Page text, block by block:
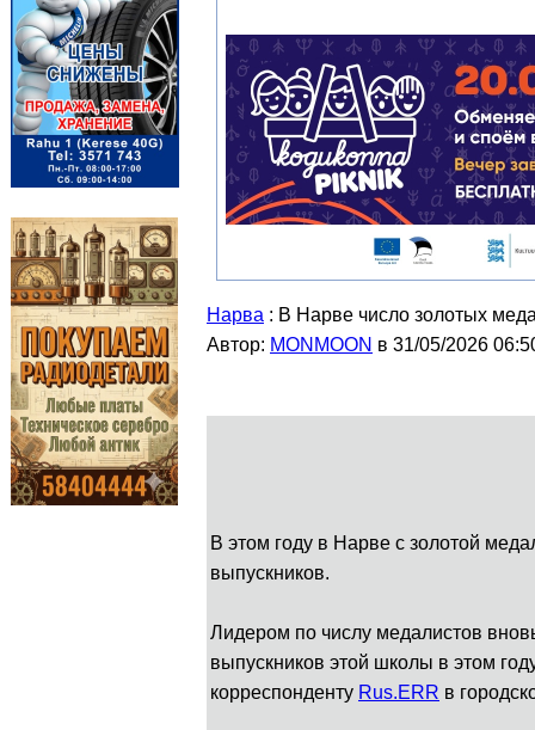
Нарва : В Нарве число золотых
Автор: MONMOON в 31/05/2026
В этом году в Нарве с золотой
выпускников.
Лидером по числу медалистов
выпускников этой школы в этом
корреспонденту Rus.ERR в